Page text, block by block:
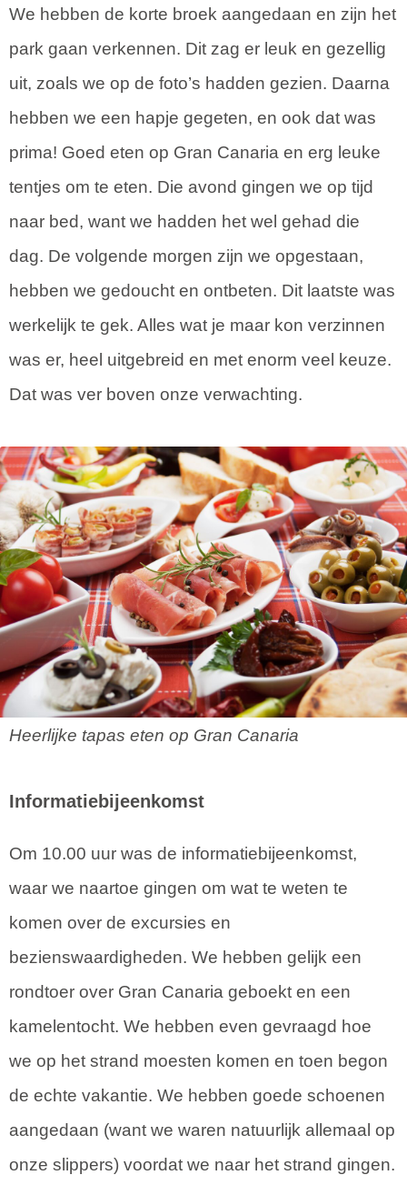
We hebben de korte broek aangedaan en zijn het
park gaan verkennen. Dit zag er leuk en gezellig
uit, zoals we op de foto’s hadden gezien. Daarna
hebben we een hapje gegeten, en ook dat was
prima! Goed eten op Gran Canaria en erg leuke
tentjes om te eten. Die avond gingen we op tijd
naar bed, want we hadden het wel gehad die
dag. De volgende morgen zijn we opgestaan,
hebben we gedoucht en ontbeten. Dit laatste was
werkelijk te gek. Alles wat je maar kon verzinnen
was er, heel uitgebreid en met enorm veel keuze.
Dat was ver boven onze verwachting.
Heerlijke tapas eten op Gran Canaria
Informatiebijeenkomst
Om 10.00 uur was de informatiebijeenkomst,
waar we naartoe gingen om wat te weten te
komen over de excursies en
bezienswaardigheden. We hebben gelijk een
rondtoer over Gran Canaria geboekt en een
kamelentocht. We hebben even gevraagd hoe
we op het strand moesten komen en toen begon
de echte vakantie. We hebben goede schoenen
aangedaan (want we waren natuurlijk allemaal op
onze slippers) voordat we naar het strand gingen.